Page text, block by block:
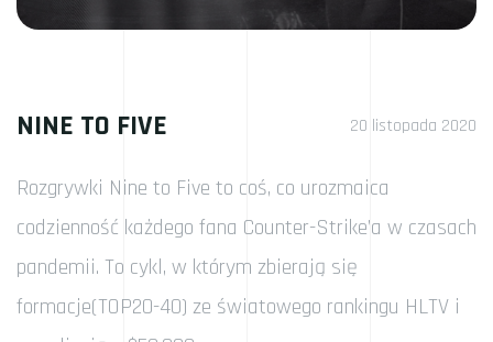
NINE TO FIVE 20 listopada 2020
Rozgrywki Nine to Five to coś, co urozmaica
codzienność każdego fana Counter-Strike’a w czasach
pandemii. To cykl, w którym zbierają się
formacje(TOP20-40) ze światowego rankingu HLTV i